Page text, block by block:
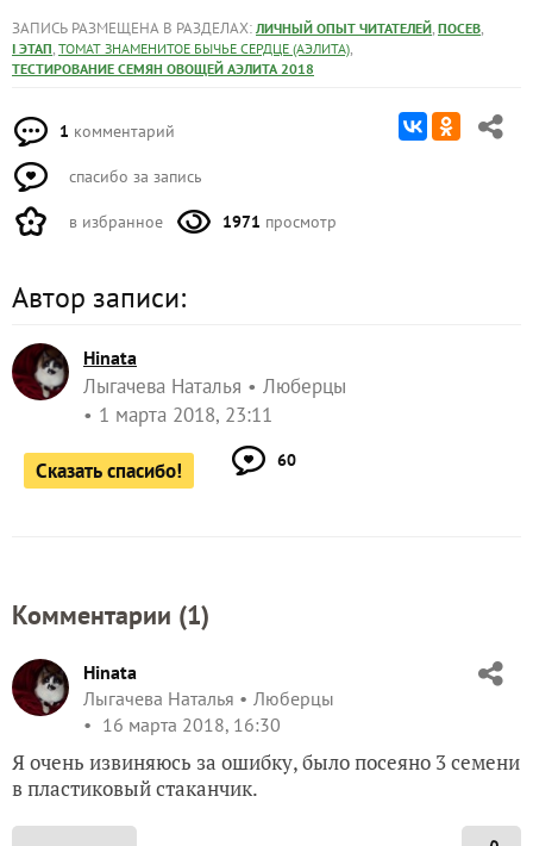
ЗАПИСЬ РАЗМЕЩЕНА В РАЗДЕЛАХ: ЛИЧНЫЙ ОПЫТ ЧИТАТЕЛЕЙ, ПОСЕВ,
I ЭТАП, ТОМАТ ЗНАМЕНИТОЕ БЫЧЬЕ СЕРДЦЕ (АЭЛИТА),
ТЕСТИРОВАНИЕ СЕМЯН ОВОЩЕЙ АЭЛИТА 2018
1 комментарий
спасибо за запись
в избранное 1971 просмотр
Автор записи:
Hinata
Лыгачева Наталья
Люберцы
1 марта 2018, 23:11
Сказать спасибо! 60
Комментарии (1)
Hinata
Лыгачева Наталья
Люберцы
16 марта 2018, 16:30
Я очень извиняюсь за ошибку, было посеяно 3 семени
в пластиковый стаканчик.